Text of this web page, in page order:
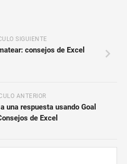
SIGUIENTE
consejos de Excel
ANTERIOR
una respuesta usando Goal
de Excel